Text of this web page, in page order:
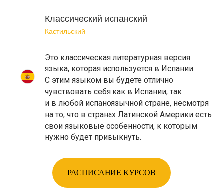
Классический испанский
Кастильский
Это классическая литературная версия
языка, которая используется в Испании.
С этим языком вы будете отлично
чувствовать себя как в Испании, так
и в любой испаноязычной стране, несмотря
на то, что в странах Латинской Америки есть
свои языковые особенности, к которым
нужно будет привыкнуть.
РАСПИСАНИЕ КУРСОВ